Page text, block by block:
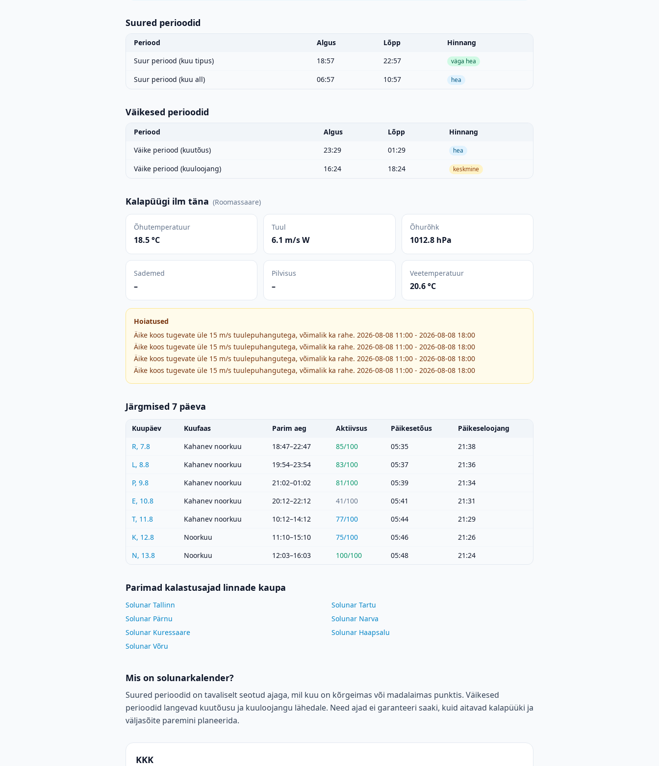
Suured perioodid
Periood Algus Lõpp
Hinnang
Suur periood (kuu tipus)
18:57 22:57 väga hea
Suur periood (kuu all) 06:57 10:57 hea
Väikesed perioodid
Periood Algus Lõpp
Hinnang
Väike periood (kuutõus)
23:29 01:29 hea
Väike periood (kuuloojang) 16:24 18:24 keskmine
Kalapüügi ilm täna (Roomassaare)
Õhutemperatuur
18.5 °C
Tuul
6.1 m/s W
Õhurõhk
1012.8 hPa
Sademed
–
Pilvisus
–
Veetemperatuur
20.6 °C
Hoiatused
Äike koos tugevate üle 15 m/s tuulepuhangutega, võimalik ka rahe. 2026-08-08 11:00 - 2026-08-08 18:00
Äike koos tugevate üle 15 m/s tuulepuhangutega, võimalik ka rahe. 2026-08-08 11:00 - 2026-08-08 18:00
Äike koos tugevate üle 15 m/s tuulepuhangutega, võimalik ka rahe. 2026-08-08 11:00 - 2026-08-08 18:00
Äike koos tugevate üle 15 m/s tuulepuhangutega, võimalik ka rahe. 2026-08-08 11:00 - 2026-08-08 18:00
Järgmised 7 päeva
Kuupäev Kuufaas Parim aeg Aktiivsus Päikesetõus
Päikeseloojang
R, 7.8
Kahanev noorkuu 18:47–22:47 85/100 05:35
21:38
L, 8.8
Kahanev noorkuu 19:54–23:54 83/100 05:37
21:36
P, 9.8
Kahanev noorkuu 21:02–01:02 81/100 05:39
21:34
E, 10.8
Kahanev noorkuu 20:12–22:12 41/100 05:41
21:31
T, 11.8
Kahanev noorkuu 10:12–14:12 77/100 05:44
21:29
K, 12.8
Noorkuu 11:10–15:10 75/100 05:46
21:26
N, 13.8
Noorkuu 12:03–16:03 100/100 05:48 21:24
Parimad kalastusajad linnade kaupa
Solunar Tallinn
Solunar Tartu
Solunar Pärnu
Solunar Narva
Solunar Kuressaare
Solunar Haapsalu
Solunar Võru
Mis on solunarkalender?
Suured perioodid on tavaliselt seotud ajaga, mil kuu on kõrgeimas või madalaimas punktis. Väikesed
perioodid langevad kuutõusu ja kuuloojangu lähedale. Need ajad ei garanteeri saaki, kuid aitavad kalapüüki ja
väljasõite paremini planeerida.
KKK